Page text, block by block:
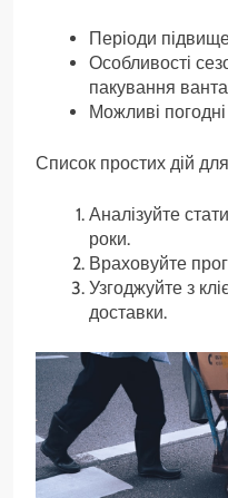
Періоди
Особливості
пакування
Можливі
Список простих дій
Аналізуйте
роки.
Враховуйте
Узгоджуйте з
доставки.